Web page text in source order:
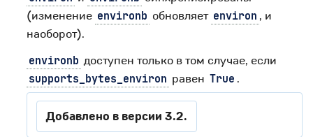
(изменение environb обновляет environ , и
наоборот).
environb доступен только в том случае, если
supports_bytes_environ равен True .
Добавлено в версии 3.2.